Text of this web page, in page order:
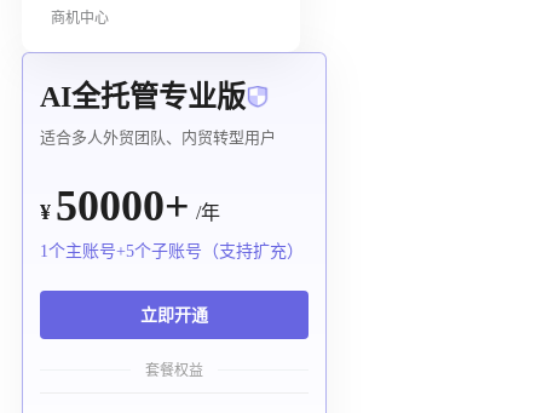
商机中心
AI全托管专业版
适合多人外贸团队、内贸转型用户
¥ 50000+ /年
1个主账号+5个子账号（支持扩充）
立即开通
套餐权益